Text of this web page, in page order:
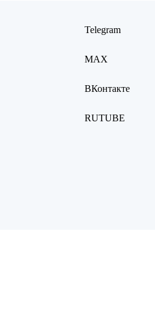
Telegram
MAX
ВКонтакте
RUTUBE